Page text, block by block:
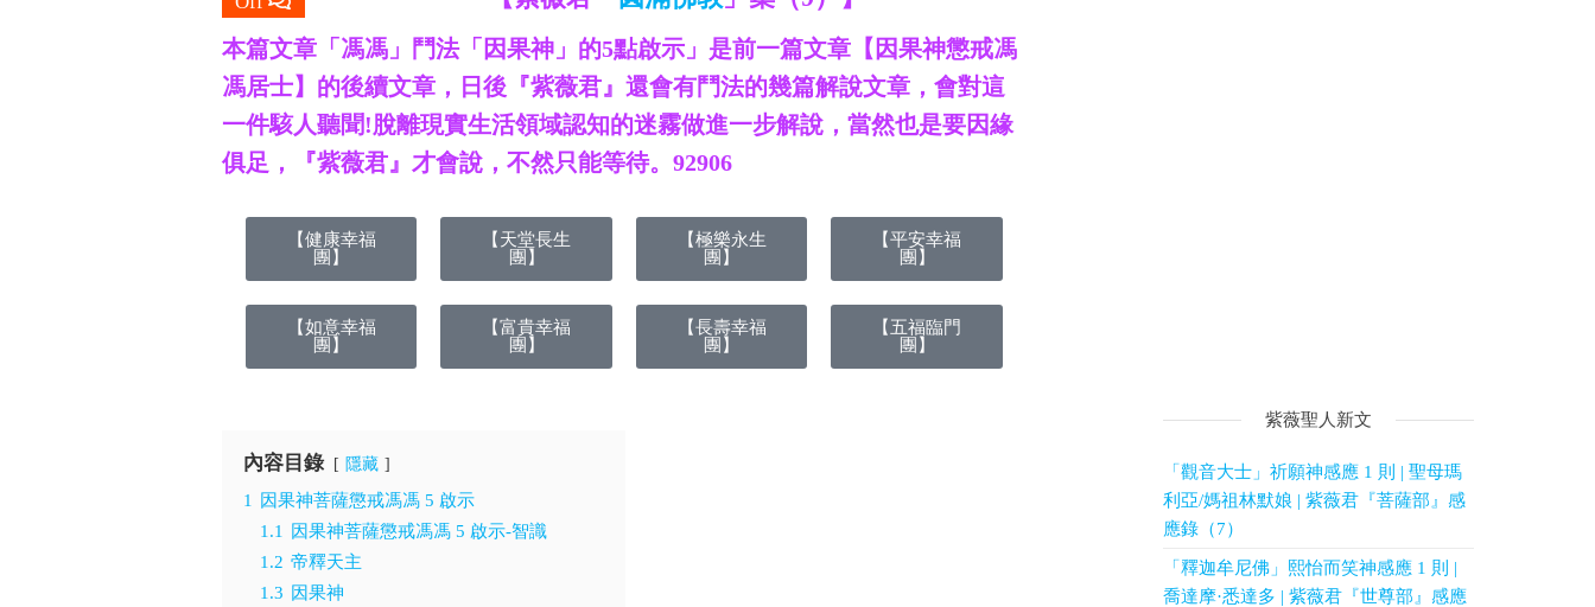
本篇文章「馮馮」鬥法「因果神」的5點啟示」是前一篇文章【因果神懲戒馮
馮居士】的後續文章，日後『紫薇君』還會有鬥法的幾篇解說文章，會對這
一件駭人聽聞!脫離現實生活領域認知的迷霧做進一步解說，當然也是要因緣
俱足，『紫薇君』才會說，不然只能等待。92906
【健康幸福
團】
【如意幸福
團】
【天堂長生
團】
【富貴幸福
團】
【極樂永生
團】
【長壽幸福
團】
【平安幸福
團】
【五福臨門
團】
內容目錄 隱藏
1 因果神菩薩懲戒馮馮 5 啟示
1.1 因果神菩薩懲戒馮馮 5 啟示-智識
1.2 帝釋天主
1.3 因果神
紫薇聖人新文
「觀音大士」祈願神感應 1 則 | 聖母瑪
利亞/媽祖林默娘 | 紫薇君『菩薩部』感
應錄（7）
「釋迦牟尼佛」熙怡而笑神感應 1 則 |
喬達摩·悉達多 | 紫薇君『世尊部』感應